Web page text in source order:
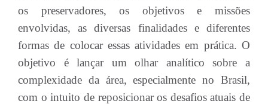
os preservadores, os objetivos e missões
envolvidas, as diversas finalidades e diferentes
formas de colocar essas atividades em prática. O
objetivo é lançar um olhar analítico sobre a
complexidade da área, especialmente no Brasil,
com o intuito de reposicionar os desafios atuais de